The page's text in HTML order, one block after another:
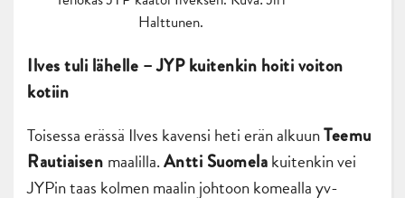
Halttunen.
Ilves tuli lähelle – JYP kuitenkin hoiti voiton
kotiin
Toisessa erässä Ilves kavensi heti erän alkuunTeemu
Rautiaisen maalilla.Antti Suomelakuitenkin vei
JYPin taas kolmen maalin johtoon komealla yv-